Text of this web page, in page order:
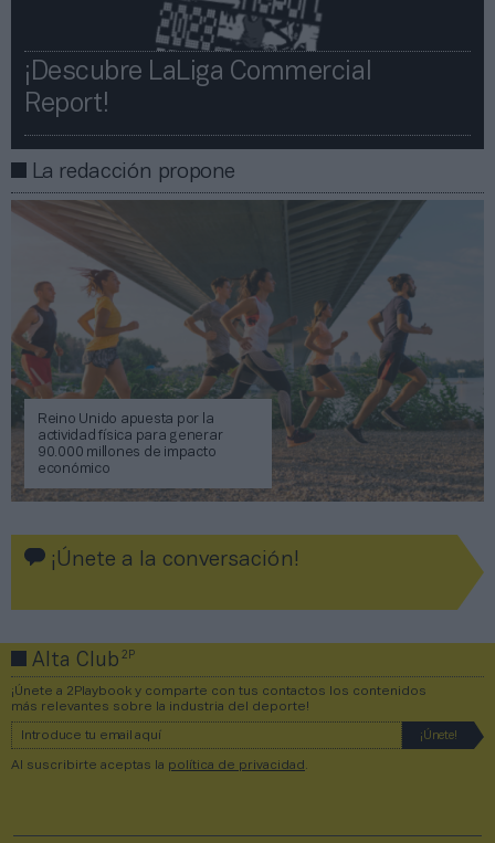
¡Descubre LaLiga Commercial
Report!​​
La redacción propone
Reino Unido apuesta por la
actividad física para generar
90.000 millones de impacto
económico
¡Únete a la conversación!
Alta Club2P
¡Únete a 2Playbook y comparte con tus contactos los contenidos
más relevantes sobre la industria del deporte!
Al suscribirte aceptas la política de privacidad